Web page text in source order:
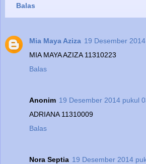
Balas
Mia Maya Aziza 19 Desember
MIA MAYA AZIZA 11310223
Balas
Anonim 19 Desember 2014 pukul
ADRIANA 11310009
Balas
Nora Septia 19 Desember 2014